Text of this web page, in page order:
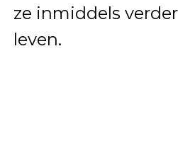
ze inmiddels
leven.